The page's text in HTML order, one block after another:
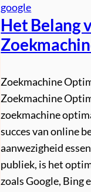
google
Het Belang
Zoekmachine
Zoekmachine
zoekmachine
succes van online
aanwezigheid
publiek, is het
zoals Google, Bing